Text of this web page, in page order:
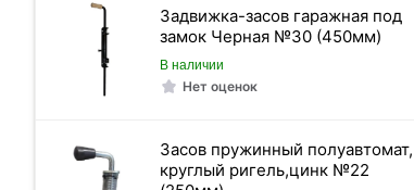
Задвижка-засов гаражная под
замок Черная №30 (450мм)
В наличии
Нет оценок
Засов пружинный полуавтомат,
круглый ригель,цинк №22
Длина трубы
Диаметр
Страна производства
Сечение
Толщина стенки